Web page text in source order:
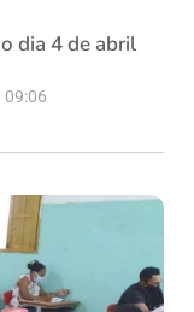
dia 4 de abril
09:06